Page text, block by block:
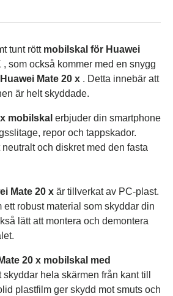
tunt rött mobilskal för Huawei
, som också kommer med en snygg
Mate 20 x . Detta innebär att
är helt skyddade.
mobilskal erbjuder din smartphone
repor och tappskador.
och diskret med den fasta
Mate 20 x är tillverkat av PC-plast.
ett robust material som skyddar din
lätt att montera och demontera
20 x mobilskal med
skyddar hela skärmen från kant till
plastfilm ger skydd mot smuts och